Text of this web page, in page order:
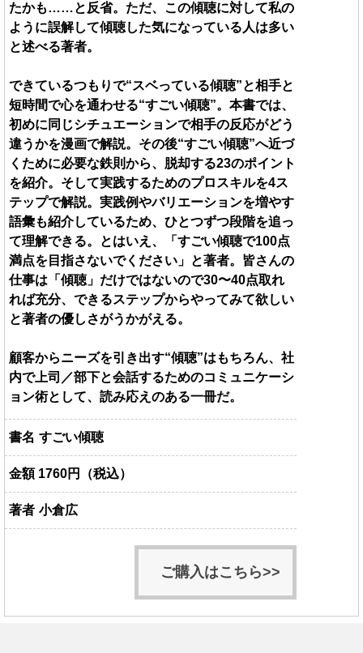
たかも……と反省。ただ、この傾聴に対して私の
ように誤解して傾聴した気になっている人は多い
と述べる著者。
できているつもりで“スベっている傾聴”と相手と
短時間で心を通わせる“すごい傾聴”。本書では、
初めに同じシチュエーションで相手の反応がどう
違うかを漫画で解説。その後“すごい傾聴”へ近づ
くために必要な鉄則から、脱却する23のポイント
を紹介。そして実践するためのプロスキルを4ス
テップで解説。実践例やバリエーションを増やす
語彙も紹介しているため、ひとつずつ段階を追っ
て理解できる。とはいえ、「すごい傾聴で100点
満点を目指さないでください」と著者。皆さんの
仕事は「傾聴」だけではないので30〜40点取れ
れば充分、できるステップからやってみて欲しい
と著者の優しさがうかがえる。
顧客からニーズを引き出す“傾聴”はもちろん、社
内で上司／部下と会話するためのコミュニケーシ
ョン術として、読み応えのある一冊だ。
書名 すごい傾聴
金額 1760円（税込）
著者 小倉広
ご購入はこちら>>